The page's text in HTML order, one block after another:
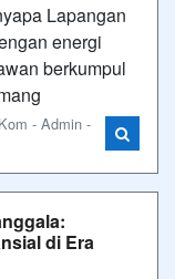
Lapangan
energi
berkumpul
- Admin -
di Era